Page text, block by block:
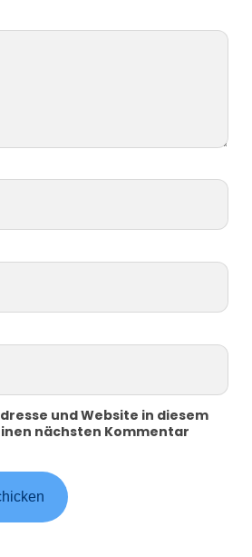
und Website in diesem
nächsten Kommentar